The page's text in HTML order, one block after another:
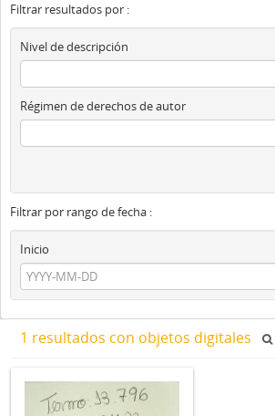
Filtrar resultados por :
Nivel de descripción
Régimen de derechos de autor
Filtrar por rango de fecha :
Inicio
1 resultados con objetos digitales